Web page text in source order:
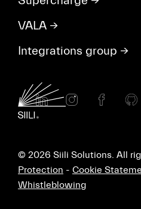
VALA →
Integrations group →
© 2026 Siili Solutions. All
Protection - Cookie
Whistleblowing